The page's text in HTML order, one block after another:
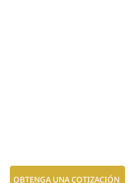
OBTENGA UNA COTIZACIÓN